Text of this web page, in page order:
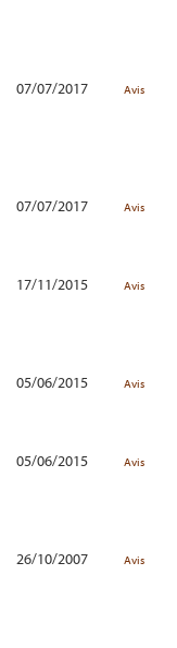
07/07/2017
Avis
07/07/2017
Avis
17/11/2015
Avis
05/06/2015
Avis
05/06/2015
Avis
26/10/2007
Avis